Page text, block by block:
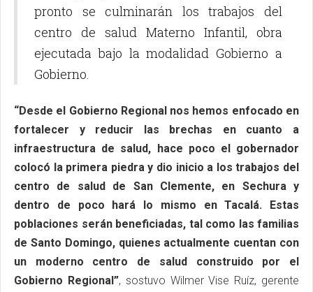
pronto se culminarán los trabajos del
centro de salud Materno Infantil, obra
ejecutada bajo la modalidad Gobierno a
Gobierno.
“Desde el Gobierno Regional nos hemos enfocado en
fortalecer y reducir las brechas en cuanto a
infraestructura de salud, hace poco el gobernador
colocó la primera piedra y dio inicio a los trabajos del
centro de salud de San Clemente, en Sechura y
dentro de poco hará lo mismo en Tacalá. Estas
poblaciones serán beneficiadas, tal como las familias
de Santo Domingo, quienes actualmente cuentan con
un moderno centro de salud construido por el
Gobierno Regional”, sostuvo Wilmer Vise Ruíz, gerente